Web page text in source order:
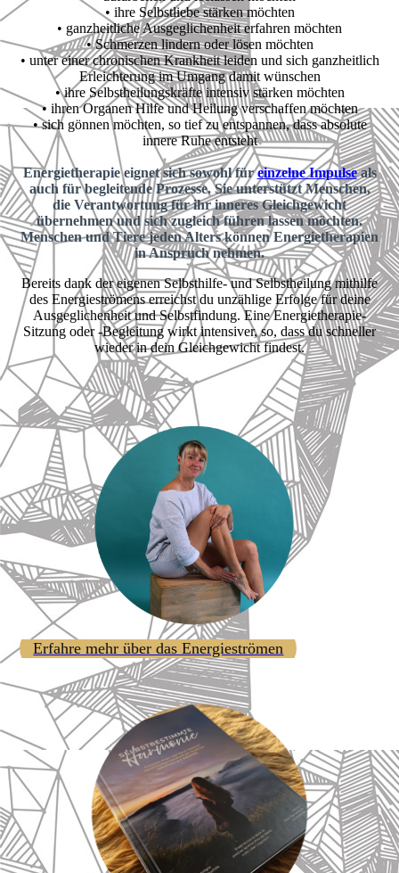
• ihre Selbstliebe stärken möchten
• ganzheitliche Ausgeglichenheit erfahren möchten
• Schmerzen lindern oder lösen möchten
• unter einer chronischen Krankheit leiden und sich ganzheitlich
Erleichterung im Umgang damit wünschen
• ihre Selbstheilungskräfte intensiv stärken möchten
• ihren Organen Hilfe und Heilung verschaffen möchten
• sich gönnen möchten, so tief zu entspannen, dass absolute
innere Ruhe entsteht
Energietherapie eignet sich sowohl füreinzelne Impulseals
auch für begleitende Prozesse. Sie unterstützt Menschen,
die Verantwortung für ihr inneres Gleichgewicht
übernehmen und sich zugleich führen lassen möchten.
Menschen und Tiere jeden Alters können Energietherapien
in Anspruch nehmen.
Bereits dank der eigenen Selbsthilfe- und Selbstheilung mithilfe
des Energieströmens erreichst du unzählige Erfolge für deine
Ausgeglichenheit und Selbstfindung. Eine Energietherapie-
Sitzung oder -Begleitung wirkt intensiver, so, dass du schneller
wieder in dein Gleichgewicht findest.
Erfahre mehr über das Energieströmen